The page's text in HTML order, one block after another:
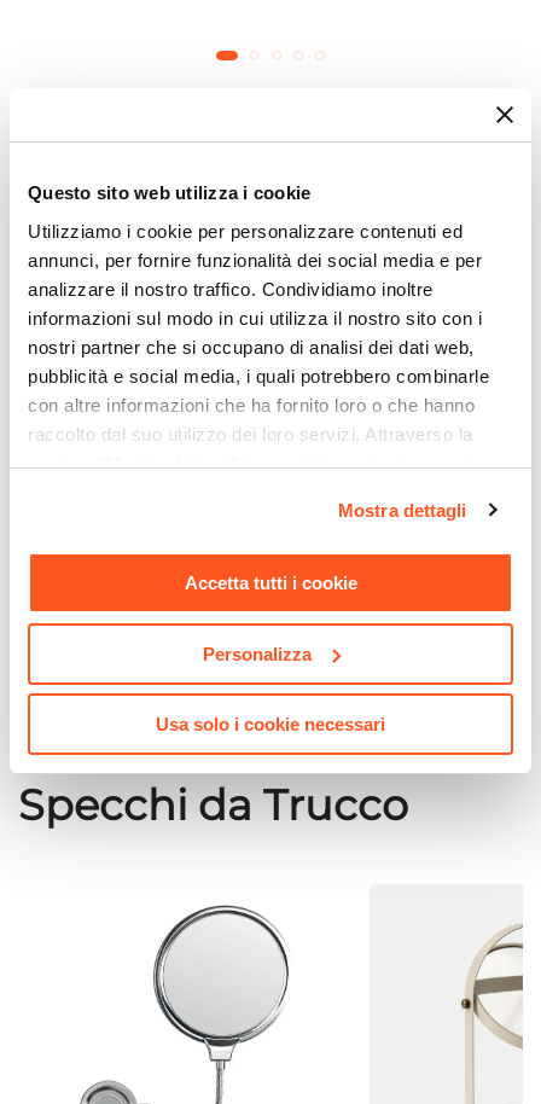
Questo sito web utilizza i cookie
Utilizziamo i cookie per personalizzare contenuti ed
annunci, per fornire funzionalità dei social media e per
analizzare il nostro traffico. Condividiamo inoltre
informazioni sul modo in cui utilizza il nostro sito con i
nostri partner che si occupano di analisi dei dati web,
pubblicità e social media, i quali potrebbero combinarle
con altre informazioni che ha fornito loro o che hanno
raccolto dal suo utilizzo dei loro servizi. Attraverso la
sezione "Mostra dettagli" è possibile gestire le proprie
momento. Per maggiori informazioni si invita a leggere la
nostraCookie Policy.
Mostra dettagli
Accetta tutti i cookie
Personalizza
Usa solo i cookie necessari
Specchi da Bagno
Specchio bagno 60 cm con cornice
€ 39,00 € 58,00
Specchi da Trucco